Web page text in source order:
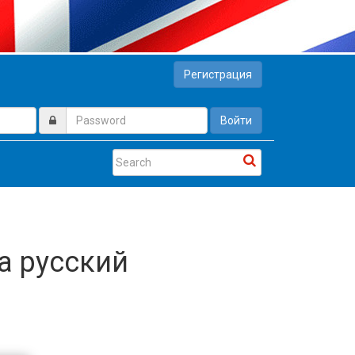
Регистрация
Войти
русский